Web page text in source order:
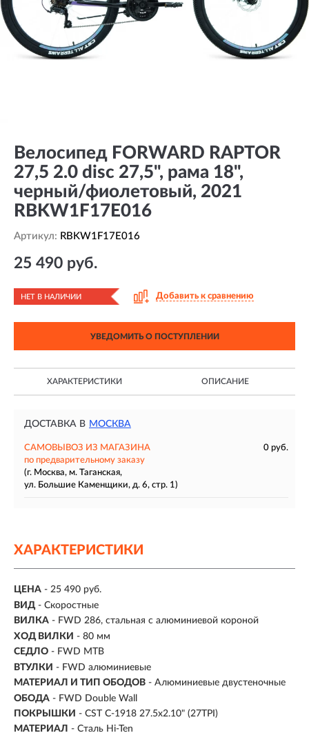
Велосипед FORWARD RAPTOR
27,5 2.0 disc 27,5", рама 18",
черный/фиолетовый, 2021
RBKW1F17E016
Артикул: RBKW1F17E016
25 490 руб.
НЕТ В НАЛИЧИИ Добавить к сравнению
УВЕДОМИТЬ О ПОСТУПЛЕНИИ
ХАРАКТЕРИСТИКИ ОПИСАНИЕ
ДОСТАВКА В МОСКВА
САМОВЫВОЗ ИЗ МАГАЗИНА
0 руб.
по предварительному заказу
(г. Москва, м. Таганская,
ул. Большие Каменщики, д. 6, стр. 1)
ХАРАКТЕРИСТИКИ
ЦЕНА - 25 490 руб.
ВИД - Скоростные
ВИЛКА - FWD 286, стальная с алюминиевой короной
ХОД ВИЛКИ - 80 мм
СЕДЛО - FWD MTB
ВТУЛКИ - FWD алюминиевые
МАТЕРИАЛ И ТИП ОБОДОВ - Алюминиевые двустеночные
ОБОДА - FWD Double Wall
ПОКРЫШКИ - CST C-1918 27.5x2.10" (27TPI)
МАТЕРИАЛ - Сталь Hi-Ten